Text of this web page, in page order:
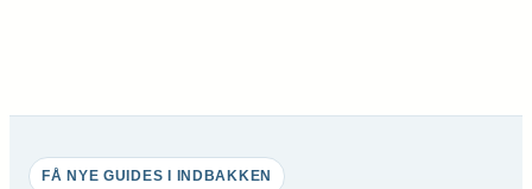
FÅ NYE GUIDES I INDBAKKEN